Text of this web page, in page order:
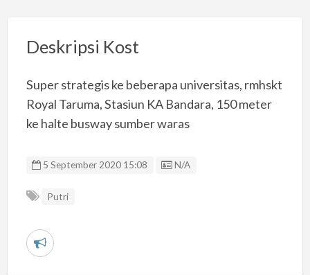
Deskripsi Kost
Super strategis ke beberapa universitas, rmhskt
Royal Taruma, Stasiun KA Bandara, 150 meter
ke halte busway sumber waras
5 September 2020 15:08 Listing ID
N/A
Putri
L